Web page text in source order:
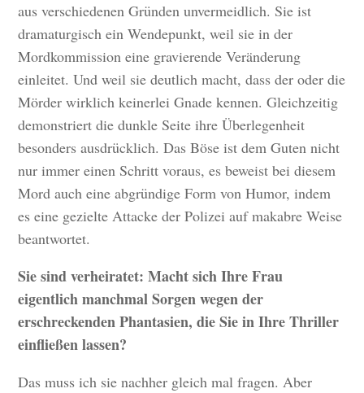
aus verschiedenen Gründen unvermeidlich. Sie ist
dramaturgisch ein Wendepunkt, weil sie in der
Mordkommission eine gravierende Veränderung
einleitet. Und weil sie deutlich macht, dass der oder die
Mörder wirklich keinerlei Gnade kennen. Gleichzeitig
demonstriert die dunkle Seite ihre Überlegenheit
besonders ausdrücklich. Das Böse ist dem Guten nicht
nur immer einen Schritt voraus, es beweist bei diesem
Mord auch eine abgründige Form von Humor, indem
es eine gezielte Attacke der Polizei auf makabre Weise
beantwortet.
Sie sind verheiratet: Macht sich Ihre Frau
eigentlich manchmal Sorgen wegen der
erschreckenden Phantasien, die Sie in Ihre Thriller
einfließen lassen?
Das muss ich sie nachher gleich mal fragen. Aber